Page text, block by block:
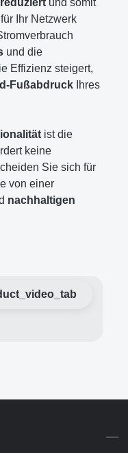
und somit
Ihr Netzwerk
und die
Effizienz steigert,
Fußabdruck Ihres
ist die
keine
Sie sich für
von einer
nachhaltigen